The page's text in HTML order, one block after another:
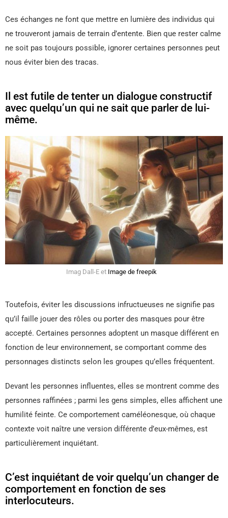
Ces échanges ne font que mettre en lumière des individus qui
ne trouveront jamais de terrain d’entente. Bien que rester calme
ne soit pas toujours possible, ignorer certaines personnes peut
nous éviter bien des tracas.
Il est futile de tenter un dialogue constructif
avec quelqu’un qui ne sait que parler de lui-
même.
Imag Dall-E et Image de freepik
Toutefois, éviter les discussions infructueuses ne signifie pas
qu’il faille jouer des rôles ou porter des masques pour être
accepté. Certaines personnes adoptent un masque différent en
fonction de leur environnement, se comportant comme des
personnages distincts selon les groupes qu’elles fréquentent.
Devant les personnes influentes, elles se montrent comme des
personnes raffinées ; parmi les gens simples, elles affichent une
humilité feinte. Ce comportement caméléonesque, où chaque
contexte voit naître une version différente d’eux-mêmes, est
particulièrement inquiétant.
C’est inquiétant de voir quelqu’un changer de
comportement en fonction de ses
interlocuteurs.